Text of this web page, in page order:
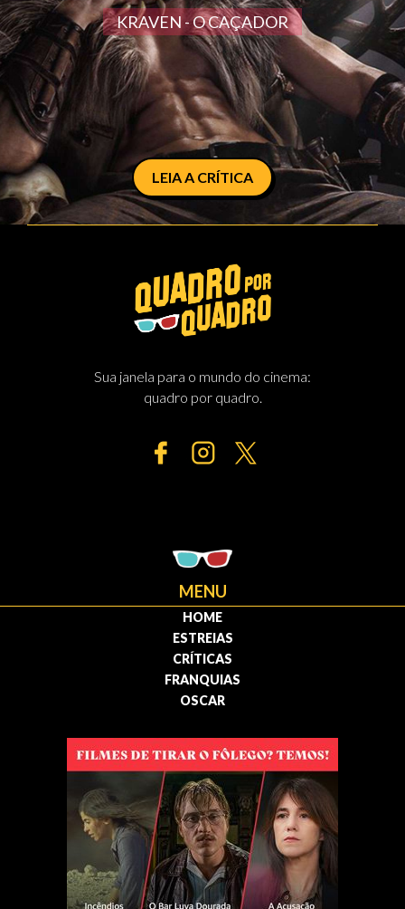
KRAVEN - O CAÇADOR
LEIA A CRÍTICA
Sua janela para o mundo do cinema:
quadro por quadro.
MENU
HOME
ESTREIAS
CRÍTICAS
FRANQUIAS
OSCAR